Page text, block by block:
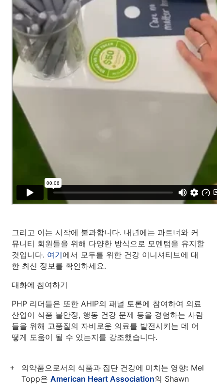
그리고 이는 시작에 불과합니다. 내년에는 파트너와 커
뮤니티 회원들을 위해 다양한 방식으로 모멘텀을 유지할
것입니다. 여기에서 모두를 위한 건강 이니셔티브에 대
한 최신 정보를 확인하세요.
대화에 참여하기
PHP 리더들은 또한 AHIP의 패널 토론에 참여하여 의료
산업이 식품 불안정, 행동 건강 문제 등을 경험하는 사람
들을 위해 고품질의 자비로운 의료를 발전시키는 데 어
떻게 도움이 될 수 있는지를 강조했습니다.
의약품으로서의 식품과 집단 건강에 미치는 영향: Mel
Topp은 American Heart Association의 Shawn